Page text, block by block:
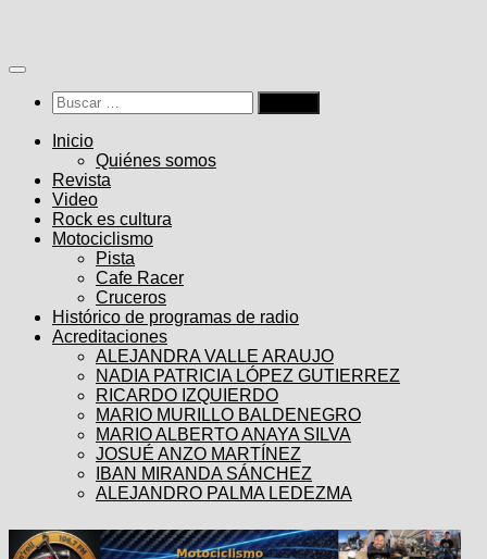
contenido
Buscar:
Inicio
Quiénes somos
Revista
Video
Rock es cultura
Motociclismo
Pista
Cafe Racer
Cruceros
Histórico de programas de radio
Acreditaciones
ALEJANDRA VALLE ARAUJO
NADIA PATRICIA LÓPEZ GUTIERREZ
RICARDO IZQUIERDO
MARIO MURILLO BALDENEGRO
MARIO ALBERTO ANAYA SILVA
JOSUÉ ANZO MARTÍNEZ
IBAN MIRANDA SÁNCHEZ
ALEJANDRO PALMA LEDEZMA